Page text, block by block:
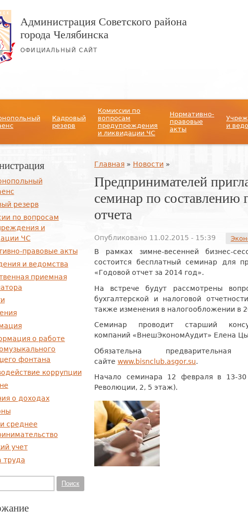
Администрация Советского района
города Челябинска
ОФИЦИАЛЬНЫЙ САЙТ
Кадровый
резерв
Комиссии по
вопросам
предупреждения
и ликвидации ЧС
Нормативно-
правовые
акты
и
Вы здесь
Главная » Новости »
Предпринимателей
семинар по составлению
отчета
Опубликовано 11.02.2015 - 15:39
В рамках зимне-весенней бизнес-
состоится бесплатный семинар для
«Годовой отчет за 2014 год».
На встрече будут рассмотрены
бухгалтерской и налоговой
также изменения в налогообложении в
Семинар проводит старший
компаний «ВнешЭкономАудит» Елена
Обязательна
сайте www.bisnclub.asgor.su.
Начало семинара 12 февраля в 13-
Революции, 2, 5 этаж).
резерв
по вопросам
и
ЧС
правовые акты
и ведомства
приемная
о работе
фонтана
коррупции
о доходах
среднее
учет
труда
Поиск